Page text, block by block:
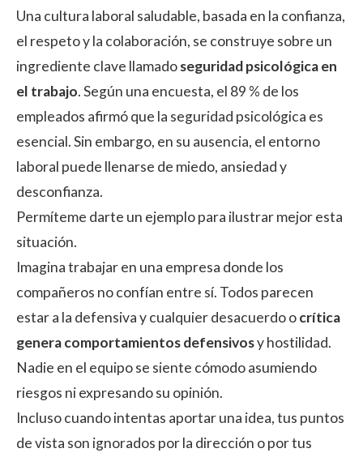
Una cultura laboral saludable, basada en la confianza,
el respeto y la colaboración, se construye sobre un
ingrediente clave llamadoseguridad psicológica en
el trabajo.Según una encuesta, el 89 % de los
empleados afirmó que la seguridad psicológica es
esencial. Sin embargo, en su ausencia, el entorno
laboral puede llenarse de miedo, ansiedad y
desconfianza.
Permíteme darte un ejemplo para ilustrar mejor esta
situación.
Imagina trabajar en una empresa donde los
compañeros no confían entre sí. Todos parecen
estar a la defensiva y cualquier desacuerdo ocrítica
genera comportamientos defensivosy hostilidad.
Nadie en el equipo se siente cómodo asumiendo
riesgos ni expresando su opinión.
Incluso cuando intentas aportar una idea, tus puntos
de vista son ignorados por la dirección o por tus